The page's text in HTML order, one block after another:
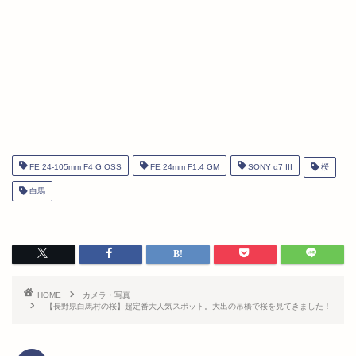
FE 24-105mm F4 G OSS FE 24mm F1.4 GM SONY α7 III 桜
白馬
HOME
カメラ・写真
【長野県白馬村の桜】超定番大人気スポット。大出の吊橋で桜を見てきました！